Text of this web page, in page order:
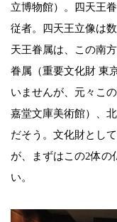
立博物館）。四天王
従者。四天王立像は
天王眷属は、この南
眷属（重要文化財 東
いませんが、元々こ
嘉堂文庫美術館）、
だそう。文化財とし
が、まずはこの2体の
い。